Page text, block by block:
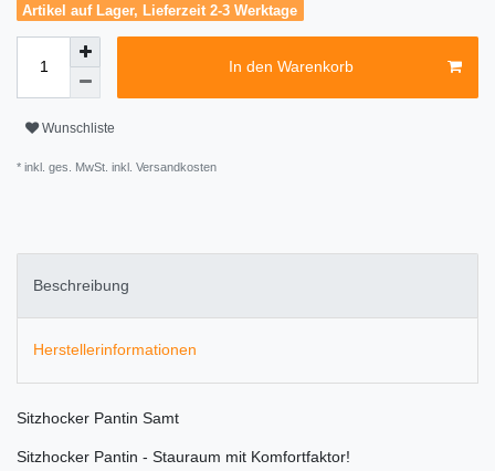
Artikel auf Lager, Lieferzeit 2-3 Werktage
In den Warenkorb
Wunschliste
* inkl. ges. MwSt. inkl. Versandkosten
Beschreibung
Herstellerinformationen
Sitzhocker Pantin Samt
Sitzhocker Pantin - Stauraum mit Komfortfaktor!